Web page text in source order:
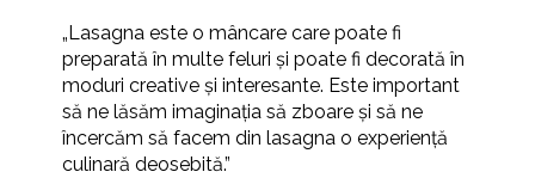
„Lasagna este o mâncare care poate fi
preparată în multe feluri și poate fi decorată în
moduri creative și interesante. Este important
să ne lăsăm imaginația să zboare și să ne
încercăm să facem din lasagna o experiență
culinară deosebită.”